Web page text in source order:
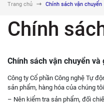
Trang chủ Chính sách vận chuyển
Chính
Chính sách vận chuyển và
Công ty Cổ phần Công nghệ Tự
sản phẩm, hàng hóa của chúng
– Nên kiểm tra sản phẩm, đối